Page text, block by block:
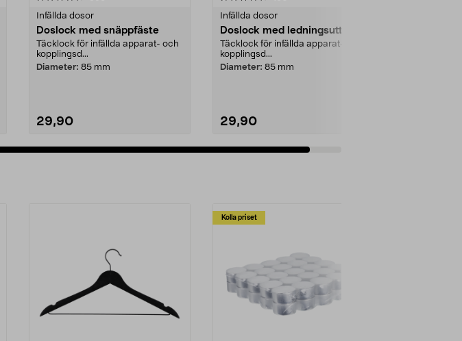
Infällda dosor
Doslock med snäppfäste
Täcklock för infällda apparat- och
kopplingsd...
Diameter: 85 mm
29,90
Infällda dosor
Doslock med ledningsuttag
Täcklock för infällda apparat- och
kopplingsd...
Diameter: 85 mm
29,90
Kolla priset